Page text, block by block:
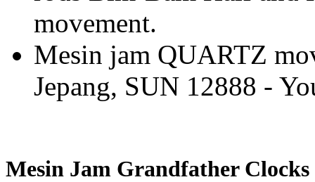
movement.
Mesin jam QUARTZ
Jepang, SUN 12888 -
Mesin Jam Grandfather Clocks